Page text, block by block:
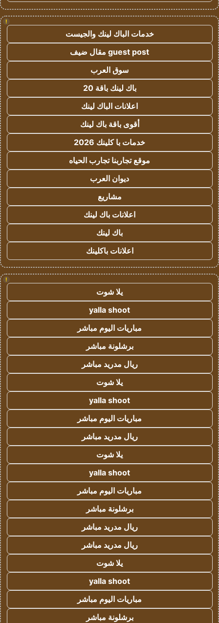
!
خدمات الباك لينك والجيست
guest post مقال ضيف
سوق العرب
باك لينك باقة 20
اعلانات الباك لينك
أقوى باقة باك لينك
خدمات با كلينك 2026
موقع تجاربنا تجارب الحياه
ديوان العرب
مشاريع
اعلانات باك لينك
باك لينك
اعلانات باكلينك
!
يلا شوت
yalla shoot
مباريات اليوم مباشر
برشلونة مباشر
ريال مدريد مباشر
يلا شوت
yalla shoot
مباريات اليوم مباشر
ريال مدريد مباشر
يلا شوت
yalla shoot
مباريات اليوم مباشر
برشلونة مباشر
ريال مدريد مباشر
ريال مدريد مباشر
يلا شوت
yalla shoot
مباريات اليوم مباشر
برشلونة مباشر